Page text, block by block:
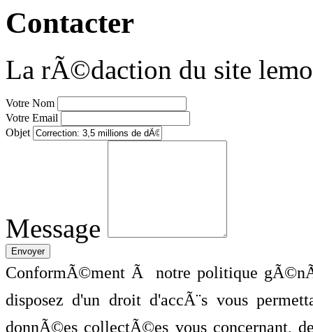
Contacter
La rÃ©daction du site
Votre Nom
Votre Email
Objet
Message
ConformÃ©ment Ã notre politique
disposez d'un droit d'accÃ¨s vous
donnÃ©es collectÃ©es vous concernant,